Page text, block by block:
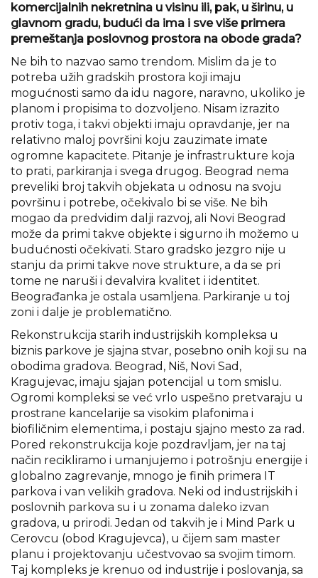
komercijalnih nekretnina u visinu ili, pak, u širinu, u
glavnom gradu, budući da ima i sve više primera
premeštanja poslovnog prostora na obode grada?
Ne bih to nazvao samo trendom. Mislim da je to
potreba užih gradskih prostora koji imaju
mogućnosti samo da idu nagore, naravno, ukoliko je
planom i propisima to dozvoljeno. Nisam izrazito
protiv toga, i takvi objekti imaju opravdanje, jer na
relativno maloj površini koju zauzimate imate
ogromne kapacitete. Pitanje je infrastrukture koja
to prati, parkiranja i svega drugog. Beograd nema
preveliki broj takvih objekata u odnosu na svoju
površinu i potrebe, očekivalo bi se više. Ne bih
mogao da predvidim dalji razvoj, ali Novi Beograd
može da primi takve objekte i sigurno ih možemo u
budućnosti očekivati. Staro gradsko jezgro nije u
stanju da primi takve nove strukture, a da se pri
tome ne naruši i devalvira kvalitet i identitet.
Beograđanka je ostala usamljena. Parkiranje u toj
zoni i dalje je problematično.
Rekonstrukcija starih industrijskih kompleksa u
biznis parkove je sjajna stvar, posebno onih koji su na
obodima gradova. Beograd, Niš, Novi Sad,
Kragujevac, imaju sjajan potencijal u tom smislu.
Ogromi kompleksi se već vrlo uspešno pretvaraju u
prostrane kancelarije sa visokim plafonima i
biofiličnim elementima, i postaju sjajno mesto za rad.
Pored rekonstrukcija koje pozdravljam, jer na taj
način recikliramo i umanjujemo i potrošnju energije i
globalno zagrevanje, mnogo je finih primera IT
parkova i van velikih gradova. Neki od industrijskih i
poslovnih parkova su i u zonama daleko izvan
gradova, u prirodi. Jedan od takvih je i Mind Park u
Cerovcu (obod Kragujevca), u čijem sam master
planu i projektovanju učestvovao sa svojim timom.
Taj kompleks je krenuo od industrije i poslovanja, sa